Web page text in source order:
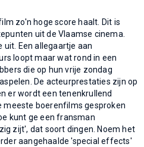
zo'n hoge score haalt. Dit is
uit de Vlaamse cinema.
Een allegaartje aan
loopt maar wat rond in een
die op hun vrije zondag
De acteurprestaties zijn op
er wordt een tenenkrullend
meeste boerenfilms gesproken
kunt ge een fransman
zijt', dat soort dingen. Noem het
aangehaalde 'special effects'